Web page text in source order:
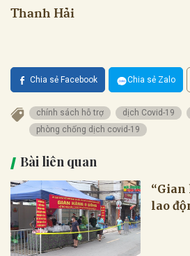
Thanh Hải
Chia sẻ Facebook Chia sẻ Zalo
chính sách hỗ trợ dịch Covid-19
phòng chống dịch covid-19
Bài liên quan
“Gian
lao